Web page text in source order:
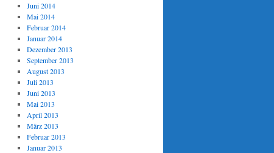
Juni 2014
Mai 2014
Februar 2014
Januar 2014
Dezember 2013
September 2013
August 2013
Juli 2013
Juni 2013
Mai 2013
April 2013
März 2013
Februar 2013
Januar 2013